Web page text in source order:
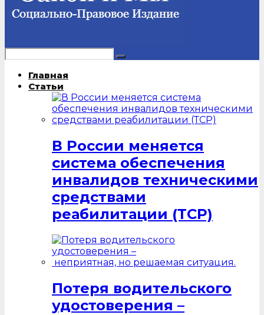
Главная
Статьи
В России меняется
система обеспечения
инвалидов техническими
средствами
реабилитации (ТСР)
Потеря водительского
удостоверения –